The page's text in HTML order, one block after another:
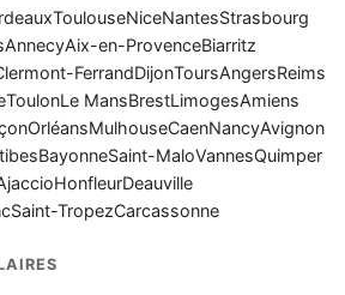
ToulouseNiceNantesStrasbourg
AnnecyAix-en-ProvenceBiarritz
FerrandDijonToursAngersReims
ToulonLe MansBrestLimogesAmiens
OrléansMulhouseCaenNancyAvignon
BayonneSaint-MaloVannesQuimper
HonfleurDeauville
Saint-TropezCarcassonne